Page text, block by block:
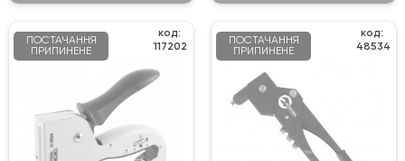
ПОСТАЧАННЯ
ПРИПИНЕНЕ
код:
117202
ПОСТАЧАННЯ
ПРИПИНЕНЕ
код:
48534